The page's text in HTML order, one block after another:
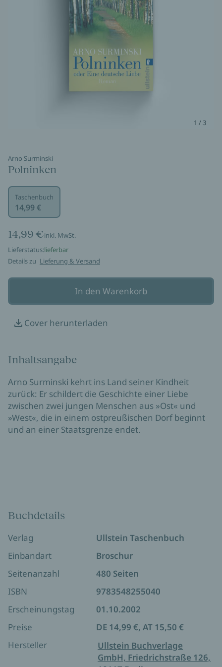
1 / 3
Arno Surminski
Polninken
Taschenbuch
14,99 €
14,99 €inkl. MwSt.
Lieferstatus:lieferbar
Details zu Lieferung & Versand
In den Warenkorb
Cover herunterladen
Inhaltsangabe
Arno Surminski kehrt ins Land seiner Kindheit
zurück: Er schildert die Geschichte einer Liebe
zwischen zwei jungen Menschen aus »Ost« und
»West«, die in einem ostpreußischen Dorf beginnt
und an einer Staatsgrenze endet.
Buchdetails
Verlag
Ullstein Taschenbuch
Einbandart
Broschur
Seitenanzahl
480 Seiten
ISBN
9783548255040
Erscheinungstag
01.10.2002
Preise
DE 14,99 €, AT 15,50 €
Hersteller
Ullstein Buchverlage
GmbH, Friedrichstraße 126,